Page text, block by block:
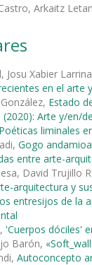
Arkaitz
Josu Xabier
en el arte
Estado
Arte y/en/
Poéticas liminales
Gogo
entre arte-
David Trujillo
arquitectura y
entresijos de la
'Cuerpos dóciles'
Barón,
Autoconcepto